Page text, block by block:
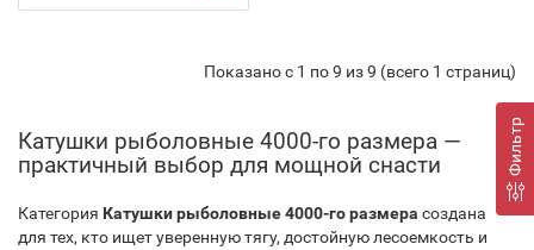
Фильтр
Показано с 1 по 9 из 9 (всего 1 страниц)
Катушки рыболовные 4000-го размера —
практичный выбор для мощной снасти
Категория Катушки рыболовные 4000-го размера создана
для тех, кто ищет уверенную тягу, достойную лесоемкость и